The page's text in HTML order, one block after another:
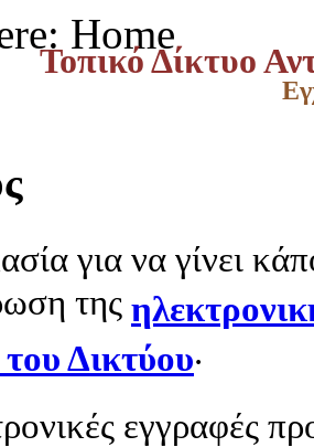
Τοπικό Δίκτυο
Home
για να γίνει
της
Δικτύου.
εγγραφές